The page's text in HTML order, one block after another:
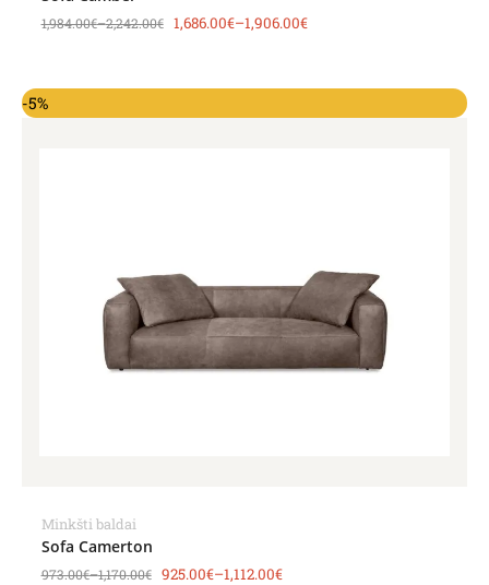
1,984.00€–2,242.00€ 1,686.00€–1,906.00€
-5%
Minkšti baldai
Sofa Camerton
973.00€–1,170.00€ 925.00€–1,112.00€